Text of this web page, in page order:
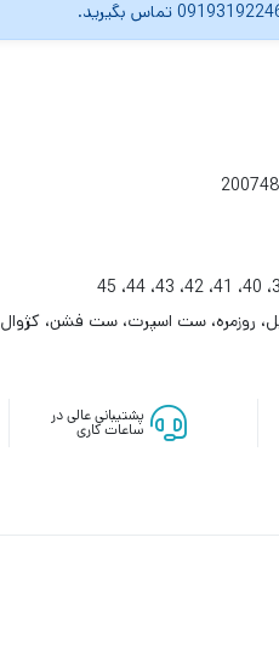
روزمره، ست اسپرت، ست فشن، کژوال
پشتیبانی عالی در
ساعات کاری